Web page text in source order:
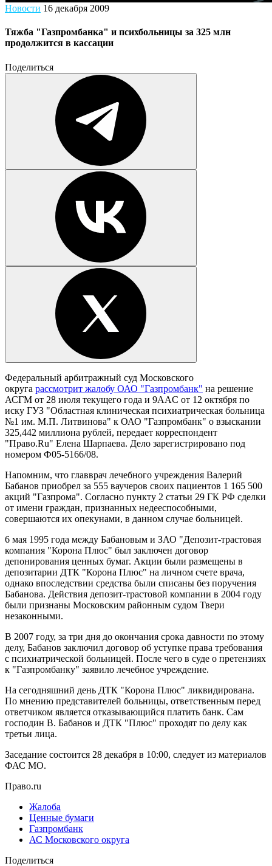
Новости 16 декабря 2009
Тяжба "Газпромбанка" и психбольницы за 325 млн
продолжится в кассации
Поделиться
Федеральный арбитражный суд Московского
округа рассмотрит жалобу ОАО "Газпромбанк" на решение
АСГМ от 28 июля текущего года и 9AAC от 12 октября по
иску ГУЗ "Областная клиническая психиатрическая больница
№1 им. М.П. Литвинова" к ОАО "Газпромбанк" о взыскании
325,442 миллиона рублей, передает корреспондент
"Право.Ru" Елена Шарпаева. Дело зарегистрировано под
номером Ф05-5166/08.
Напомним, что главврач лечебного учреждения Валерий
Бабанов приобрел за 555 ваучеров своих пациентов 1 165 500
акций "Газпрома". Согласно пункту 2 статьи 29 ГК РФ сделки
от имени граждан, признанных недееспособными,
совершаются их опекунами, в данном случае больницей.
6 мая 1995 года между Бабановым и ЗАО "Депозит-трастовая
компания "Корона Плюс" был заключен договор
депонирования ценных бумаг. Акции были размещены в
депозитарии ДТК "Корона Плюс" на личном счете врача,
однако впоследствии средства были списаны без поручения
Бабанова. Действия депозит-трастовой компании в 2004 году
были признаны Московским районным судом Твери
незаконными.
В 2007 году, за три дня до окончания срока давности по этому
делу, Бабанов заключил договор об уступке права требования
с психиатрической больницей. После чего в суде о претензиях
к "Газпромбанку" заявило лечебное учреждение.
На сегодняшний день ДТК "Корона Плюс" ликвидирована.
По мнению представителей больницы, ответственным перед
ответчиком является отказывающийся платить банк. Сам
господин В. Бабанов и ДТК "Плюс" проходят по делу как
третьи лица.
Заседание состоится 28 декабря в 10:00, следует из материалов
ФАС МО.
Право.ru
Жалоба
Ценные бумаги
Газпромбанк
АС Московского округа
Поделиться